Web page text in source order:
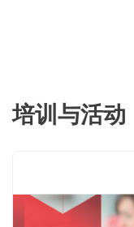
培训与活动